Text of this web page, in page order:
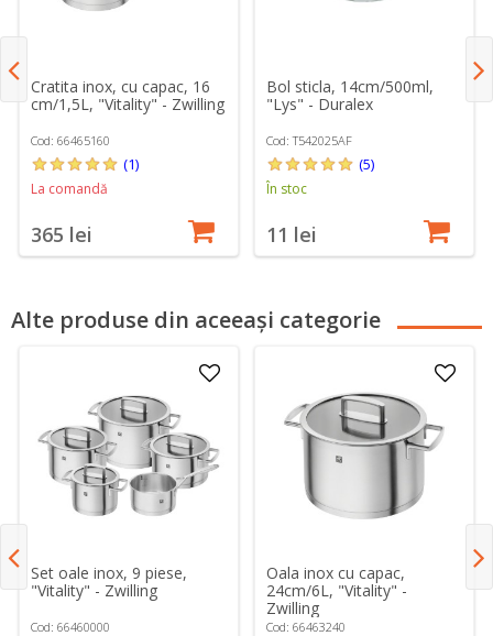
Cratita inox, cu capac, 16
cm/1,5L, "Vitality" - Zwilling
Cod: 66465160
(1)
La comandă
365 lei
Bol sticla, 14cm/500ml,
"Lys" - Duralex
Cod: T542025AF
(5)
În stoc
11 lei
Alte produse din aceeași categorie
Set oale inox, 9 piese,
"Vitality" - Zwilling
Cod: 66460000
Oala inox cu capac,
24cm/6L, "Vitality" -
Zwilling
Cod: 66463240